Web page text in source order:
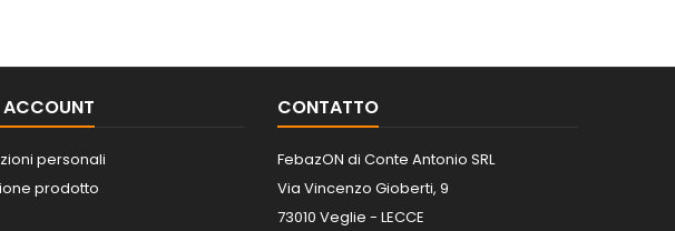
ACCOUNT
personali
prodotto
CONTATTO
FebazON di Conte Antonio SRL
Via Vincenzo Gioberti, 9
73010 Veglie - LECCE